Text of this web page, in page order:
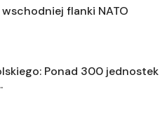
flanki NATO
Ponad 300 jednostek